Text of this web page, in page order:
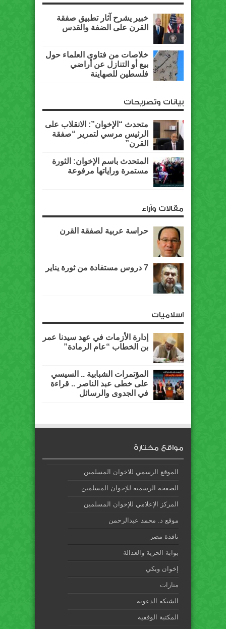
خبير يشرح آثار تطبيق صفقة
القرن على الضفة والقدس
خلاصات من فتاوى العلماء حول
بيع أو التنازل عن أراضي
فلسطين للصهاينة
بيانات وتصريحات
متحدث “الإخوان”: الانقلاب على
الرئيس مرسي لتمرير “صفقة
القرن”
المتحدث باسم الإخوان: الثورة
مستمرة وراياتها مرفوعة
مقالات وآراء
حراسة عربية لصفقة القرن
7 دروس مستفادة من ثورة يناير
اسلاميات
إدارة الأزمات في عهد سيدنا عمر
بن الخطاب “عام الرمادة”
المؤتمرات الشبابية .. السيسي
على خطى عبد الناصر .. قراءة
في الجدوى والرسائل
مواقع مختارة
الموقع الرسمي للاخوان المسلمين
الصفحة الرسمية للإخوان المسلمين
المركز الإعلامي للإخوان المسلمين
موقع د. محمد عبدالرحمن
نافذة مصر
بوابة الحرية والعدالة
إخوان ويكي
منارات
الشبكة الدعوية
المكتبة الوقفية